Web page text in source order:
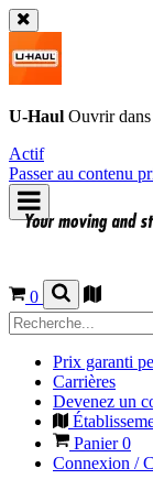
U-Haul Ouvrir
Actif
Passer au contenu
0
Prix garanti
Carrières
Devenez un
Panier0
Connexion /